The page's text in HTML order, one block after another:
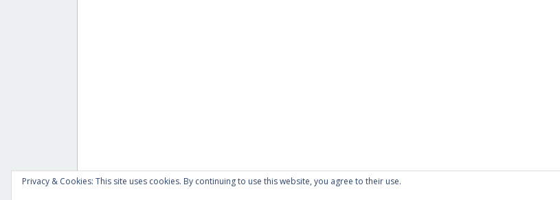
Privacy & Cookies: This site uses cookies. By continuing to use this website, you agree to their use.